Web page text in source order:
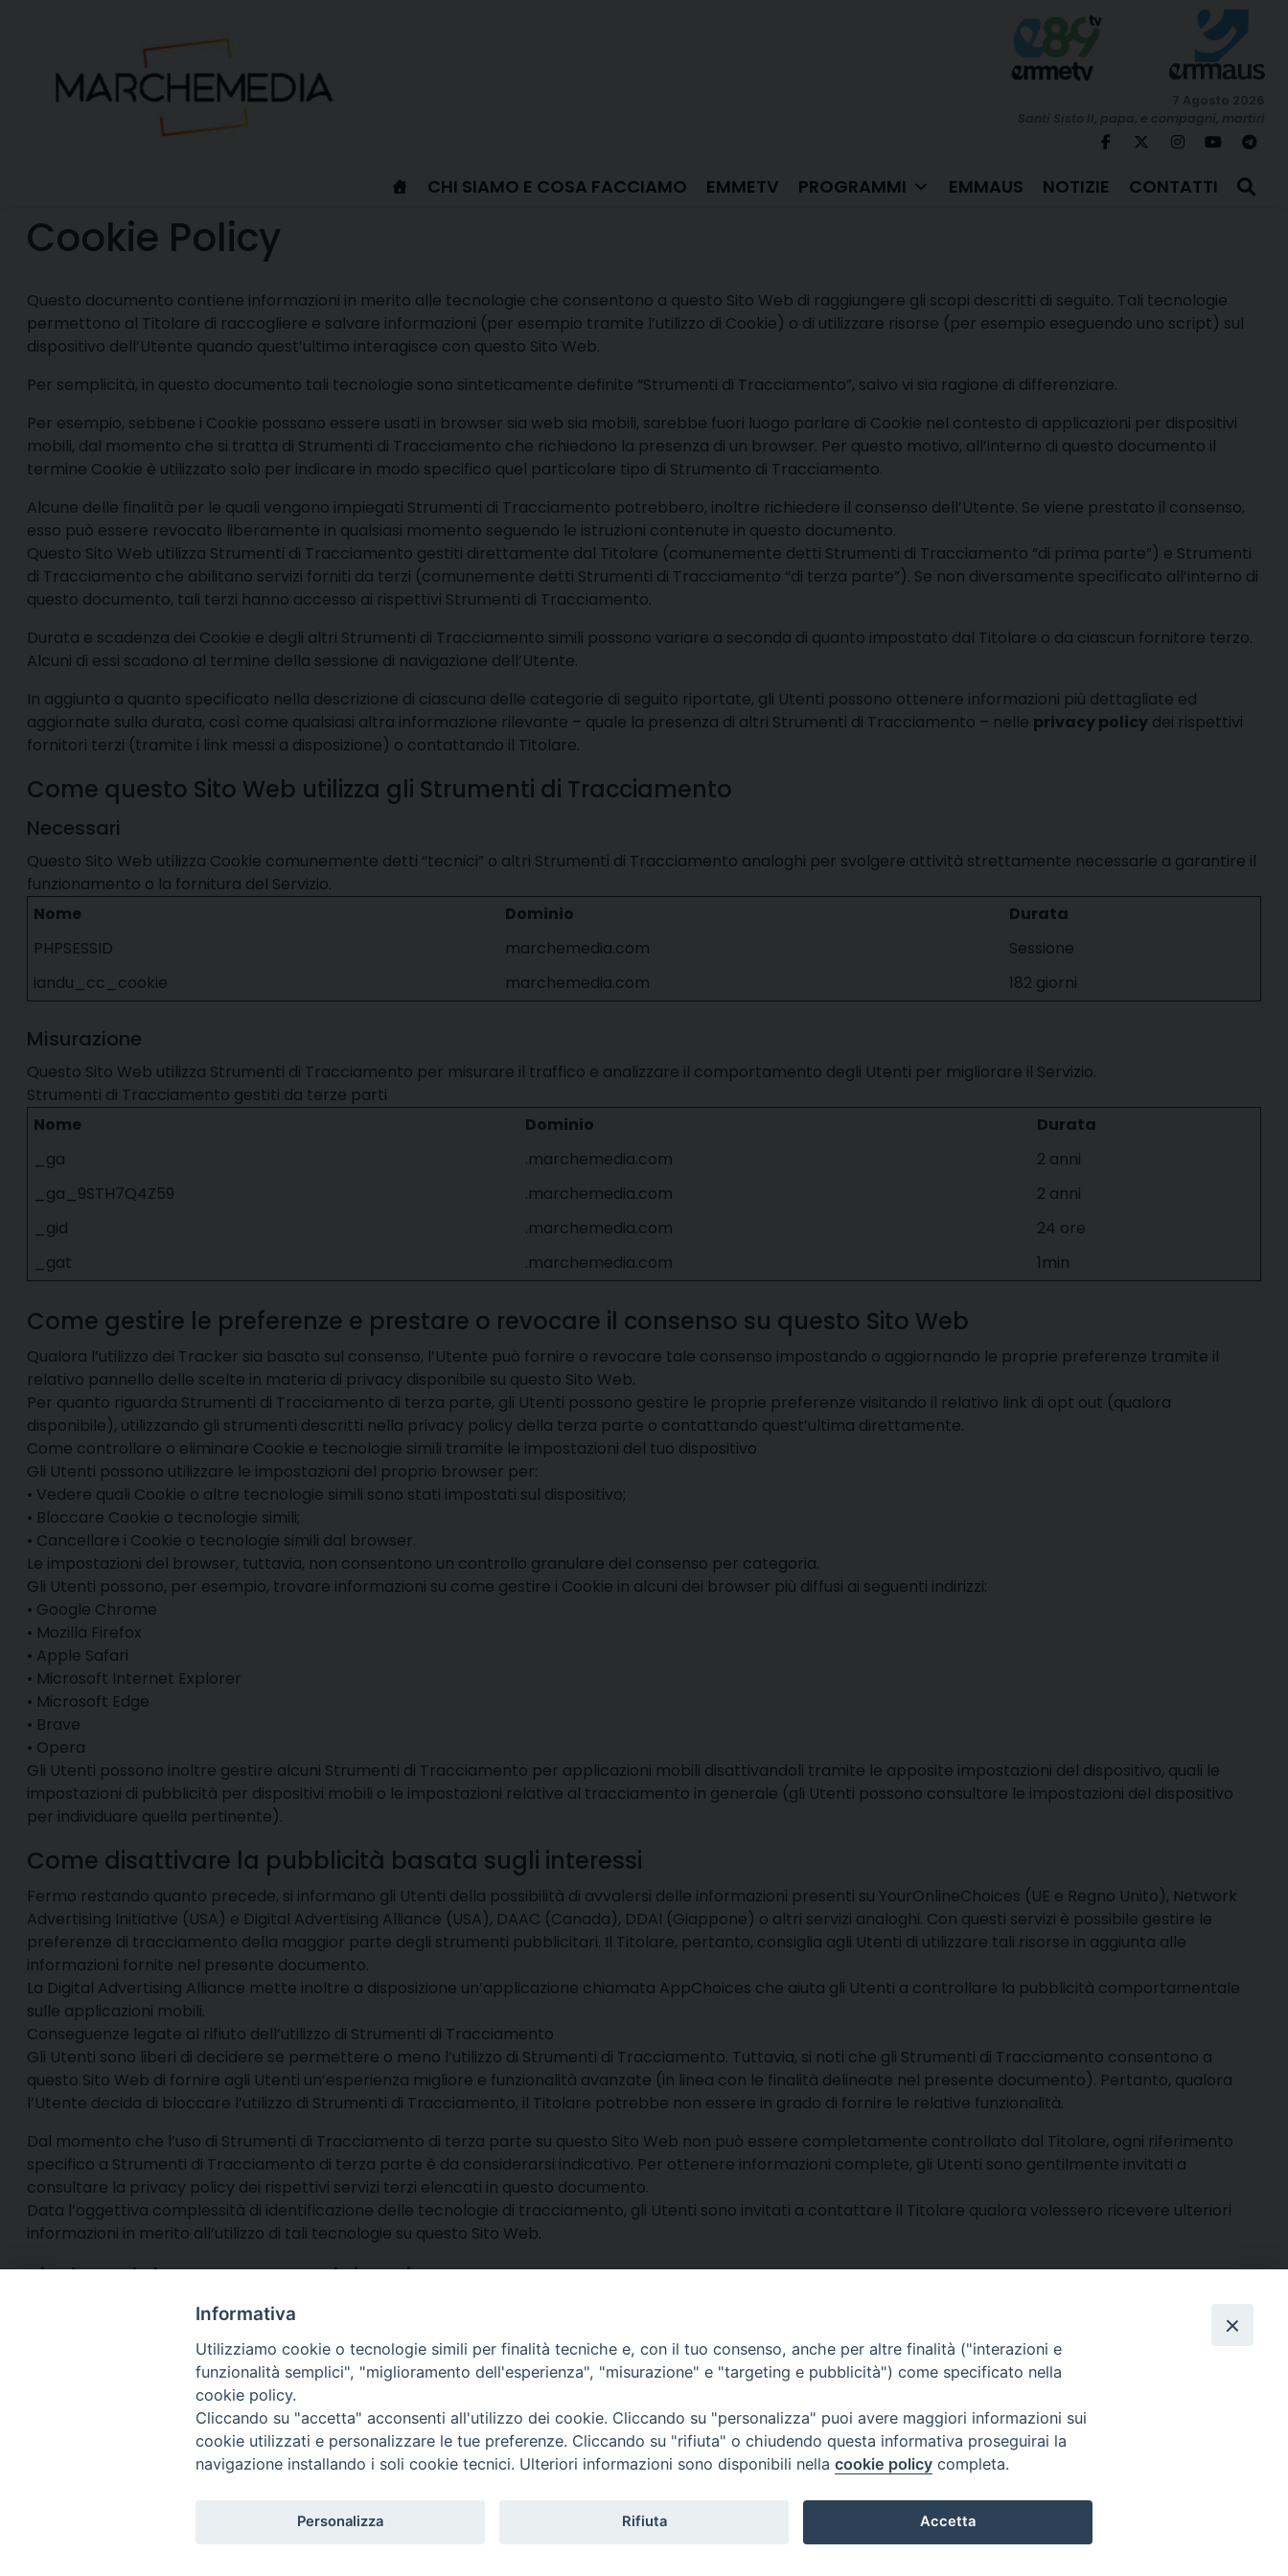
CHI SIAMO E COSA FACCIAMO EMMETV PROGRAMMI EMMAUS NOTIZIE CONTATTI
Cookie Policy
Questo documento contiene informazioni in merito alle tecnologie che consentono a questo Sito Web di raggiungere gli scopi descritti di seguito. Tali tecnologie
permettono al Titolare di raccogliere e salvare informazioni (per esempio tramite l’utilizzo di Cookie) o di utilizzare risorse (per esempio eseguendo uno script) sul
dispositivo dell’Utente quando quest’ultimo interagisce con questo Sito Web.
Per semplicità, in questo documento tali tecnologie sono sinteticamente definite “Strumenti di Tracciamento”, salvo vi sia ragione di differenziare.
Per esempio, sebbene i Cookie possano essere usati in browser sia web sia mobili, sarebbe fuori luogo parlare di Cookie nel contesto di applicazioni per dispositivi
mobili, dal momento che si tratta di Strumenti di Tracciamento che richiedono la presenza di un browser. Per questo motivo, all’interno di questo documento il
termine Cookie è utilizzato solo per indicare in modo specifico quel particolare tipo di Strumento di Tracciamento.
Alcune delle finalità per le quali vengono impiegati Strumenti di Tracciamento potrebbero, inoltre richiedere il consenso dell’Utente. Se viene prestato il consenso,
esso può essere revocato liberamente in qualsiasi momento seguendo le istruzioni contenute in questo documento.
Questo Sito Web utilizza Strumenti di Tracciamento gestiti direttamente dal Titolare (comunemente detti Strumenti di Tracciamento “di prima parte”) e Strumenti
di Tracciamento che abilitano servizi forniti da terzi (comunemente detti Strumenti di Tracciamento “di terza parte”). Se non diversamente specificato all’interno di
questo documento, tali terzi hanno accesso ai rispettivi Strumenti di Tracciamento.
Durata e scadenza dei Cookie e degli altri Strumenti di Tracciamento simili possono variare a seconda di quanto impostato dal Titolare o da ciascun fornitore terzo.
Alcuni di essi scadono al termine della sessione di navigazione dell’Utente.
In aggiunta a quanto specificato nella descrizione di ciascuna delle categorie di seguito riportate, gli Utenti possono ottenere informazioni più dettagliate ed
aggiornate sulla durata, così come qualsiasi altra informazione rilevante – quale la presenza di altri Strumenti di Tracciamento – nelle privacy policy dei rispettivi
fornitori terzi (tramite i link messi a disposizione) o contattando il Titolare.
Come questo Sito Web utilizza gli Strumenti di Tracciamento
Necessari
Questo Sito Web utilizza Cookie comunemente detti “tecnici” o altri Strumenti di Tracciamento analoghi per svolgere attività strettamente necessarie a garantire il
funzionamento o la fornitura del Servizio.
Nome
Dominio
Durata
PHPSESSID
marchemedia.com
Sessione
iandu_cc_cookie
marchemedia.com 182 giorni
Misurazione
Questo Sito Web utilizza Strumenti di Tracciamento per misurare il traffico e analizzare il comportamento degli Utenti per migliorare il Servizio.
Strumenti di Tracciamento gestiti da terze parti
Nome
Dominio
Durata
_ga
.marchemedia.com
2 anni
_ga_9STH7Q4Z59
.marchemedia.com
2 anni
_gid
.marchemedia.com
24 ore
_gat
.marchemedia.com 1min
Come gestire le preferenze e prestare o revocare il consenso su questo Sito Web
Qualora l’utilizzo dei Tracker sia basato sul consenso, l’Utente può fornire o revocare tale consenso impostando o aggiornando le proprie preferenze tramite il
relativo pannello delle scelte in materia di privacy disponibile su questo Sito Web.
Per quanto riguarda Strumenti di Tracciamento di terza parte, gli Utenti possono gestire le proprie preferenze visitando il relativo link di opt out (qualora
disponibile), utilizzando gli strumenti descritti nella privacy policy della terza parte o contattando quest’ultima direttamente.
Come controllare o eliminare Cookie e tecnologie simili tramite le impostazioni del tuo dispositivo
Gli Utenti possono utilizzare le impostazioni del proprio browser per:
• Vedere quali Cookie o altre tecnologie simili sono stati impostati sul dispositivo;
• Bloccare Cookie o tecnologie simili;
• Cancellare i Cookie o tecnologie simili dal browser.
Le impostazioni del browser, tuttavia, non consentono un controllo granulare del consenso per categoria.
Gli Utenti possono, per esempio, trovare informazioni su come gestire i Cookie in alcuni dei browser più diffusi ai seguenti indirizzi:
• Google Chrome
• Mozilla Firefox
• Apple Safari
• Microsoft Internet Explorer
• Microsoft Edge
• Brave
• Opera
Gli Utenti possono inoltre gestire alcuni Strumenti di Tracciamento per applicazioni mobili disattivandoli tramite le apposite impostazioni del dispositivo, quali le
impostazioni di pubblicità per dispositivi mobili o le impostazioni relative al tracciamento in generale (gli Utenti possono consultare le impostazioni del dispositivo
per individuare quella pertinente).
Come disattivare la pubblicità basata sugli interessi
Fermo restando quanto precede, si informano gli Utenti della possibilità di avvalersi delle informazioni presenti su YourOnlineChoices (UE e Regno Unito), Network
Advertising Initiative (USA) e Digital Advertising Alliance (USA), DAAC (Canada), DDAI (Giappone) o altri servizi analoghi. Con questi servizi è possibile gestire le
preferenze di tracciamento della maggior parte degli strumenti pubblicitari. Il Titolare, pertanto, consiglia agli Utenti di utilizzare tali risorse in aggiunta alle
informazioni fornite nel presente documento.
La Digital Advertising Alliance mette inoltre a disposizione un’applicazione chiamata AppChoices che aiuta gli Utenti a controllare la pubblicità comportamentale
sulle applicazioni mobili.
Conseguenze legate al rifiuto dell’utilizzo di Strumenti di Tracciamento
Gli Utenti sono liberi di decidere se permettere o meno l’utilizzo di Strumenti di Tracciamento. Tuttavia, si noti che gli Strumenti di Tracciamento consentono a
questo Sito Web di fornire agli Utenti un’esperienza migliore e funzionalità avanzate (in linea con le finalità delineate nel presente documento). Pertanto, qualora
l’Utente decida di bloccare l’utilizzo di Strumenti di Tracciamento, il Titolare potrebbe non essere in grado di fornire le relative funzionalità.
Dal momento che l’uso di Strumenti di Tracciamento di terza parte su questo Sito Web non può essere completamente controllato dal Titolare, ogni riferimento
specifico a Strumenti di Tracciamento di terza parte è da considerarsi indicativo. Per ottenere informazioni complete, gli Utenti sono gentilmente invitati a
consultare la privacy policy dei rispettivi servizi terzi elencati in questo documento.
Data l’oggettiva complessità di identificazione delle tecnologie di tracciamento, gli Utenti sono invitati a contattare il Titolare qualora volessero ricevere ulteriori
informazioni in merito all’utilizzo di tali tecnologie su questo Sito Web.
Titolare del Trattamento dei Dati
Per maggiori dettagli sul trattamento dei dati personali e sui cookie, puoi consultare la nostra
Registrazione Trib. di Macerata: N. 2329/17 del 26/05/2017
Direttore Responsabile: Tiziana Tiberi
Direttore Editoriale: Piero Chinellato
Whatsapp: 3314121971
© 2025 MarcheMedia s.c. – Via Cincinelli 4 – 62100 Macerata
Partita IVA: 01337550436 |
Informativa
Utilizziamo cookie o tecnologie simili per finalità tecniche e, con il tuo consenso, anche per altre finalità ("interazioni e
funzionalità semplici", "miglioramento dell'esperienza", "misurazione" e "targeting e pubblicità") come specificato nella
cookie policy.
Cliccando su "accetta" acconsenti all'utilizzo dei cookie. Cliccando su "personalizza" puoi avere maggiori informazioni sui
cookie utilizzati e personalizzare le tue preferenze. Cliccando su "rifiuta" o chiudendo questa informativa proseguirai la
navigazione installando i soli cookie tecnici. Ulteriori informazioni sono disponibili nella cookie policy completa.
Personalizza Rifiuta Accetta